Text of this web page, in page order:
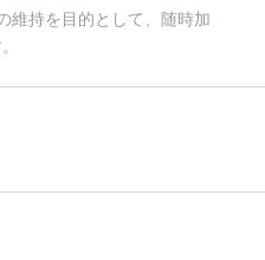
維持を目的として、随時加